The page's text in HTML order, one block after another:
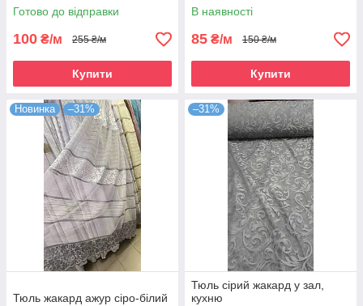
Готово до відправки
100 ₴/м 255 ₴/м
Купити
В наявності
85 ₴/м 150 ₴/м
Купити
Новинка –31%
Тюль жакард ажур сіро-білий
–31%
Тюль сірий жакард у зал,
кухню